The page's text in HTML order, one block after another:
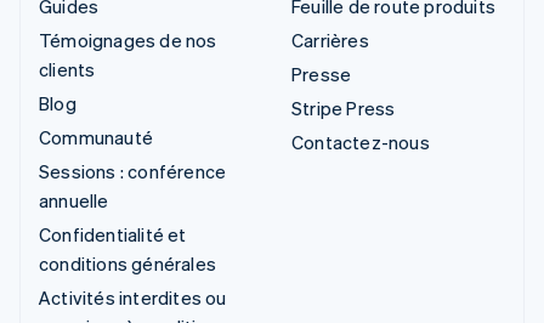
Guides
Témoignages de nos
clients
Blog
Communauté
Sessions : conférence
annuelle
Confidentialité et
conditions générales
Activités interdites ou
Feuille de route produits
Carrières
Presse
Stripe Press
Contactez-nous